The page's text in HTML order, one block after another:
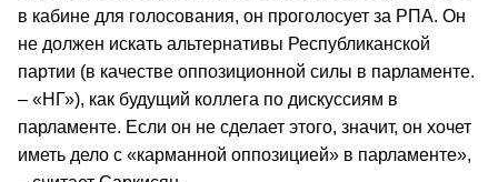
в кабине для голосования, он проголосует за РПА. Он
не должен искать альтернативы Республиканской
партии (в качестве оппозиционной силы в парламенте.
– «НГ»), как будущий коллега по дискуссиям в
парламенте. Если он не сделает этого, значит, он хочет
иметь дело с «карманной оппозицией» в парламенте»,